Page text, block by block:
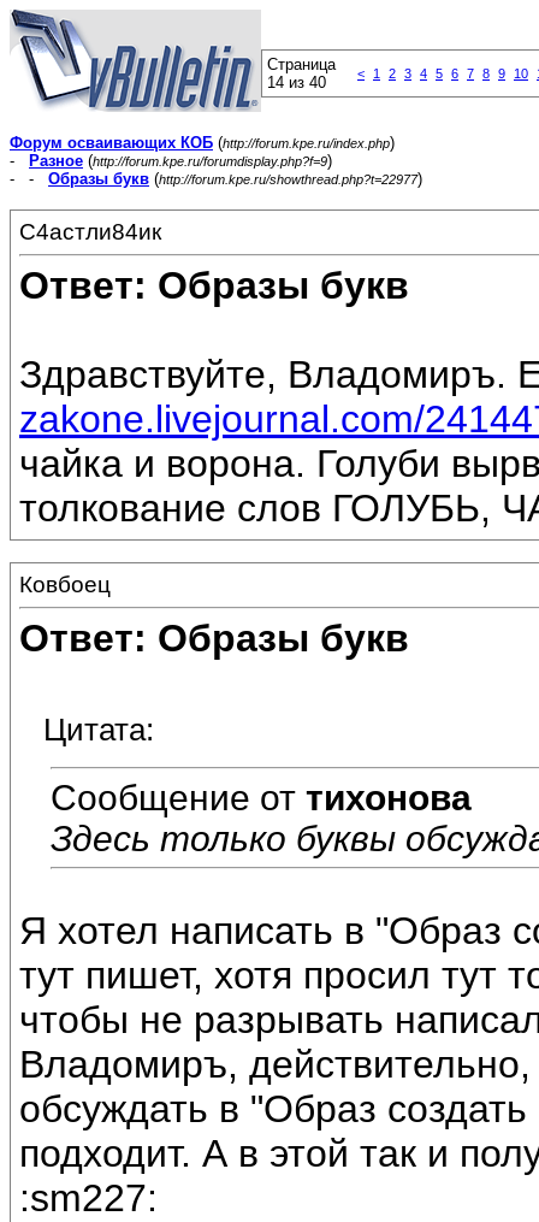
Страница
14 из 40
< 1 2 3 4 5 6 7 8 9 10
Форум осваивающих КОБ (http://forum.kpe.ru/index.php)
-
Разное (http://forum.kpe.ru/forumdisplay.php?f=9)
- - Образы букв (http://forum.kpe.ru/showthread.php?t=22977)
С4астли84ик
Ответ: Образы букв
Здравствуйте, Владомиръ.
zakone.livejournal.com/
чайка и ворона. Голуби
толкование слов ГОЛУБЬ,
Ковбоец
Ответ: Образы букв
Цитата:
Сообщение от тихонова
Здесь только буквы
Я хотел написать в "Образ
тут пишет, хотя просил тут
чтобы не разрывать
Владомиръ,
обсуждать в "Образ
подходит. А в этой так и
:sm227: